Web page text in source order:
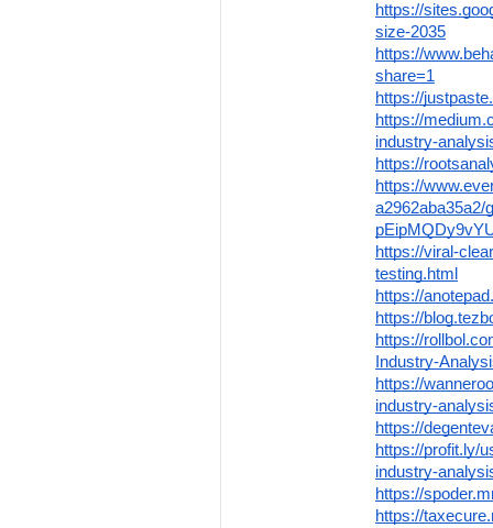
https://
size-2035
https://
share=1
https://
https://
industry-
https://
https://
https://viral-
testing.html
https://
https://
https://
Industry-
https://
industry-
https://
https://profit.ly/
industry-
https://
https://